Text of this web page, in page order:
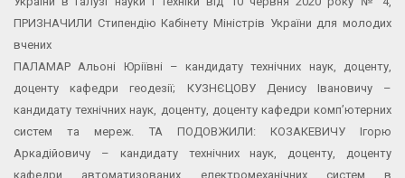
ПРИЗНАЧИЛИ Стипендію Кабінету Міністрів України для молодих
вчених
ПАЛАМАР Альоні Юріївні – кандидату технічних наук, доценту,
доценту кафедри геодезії; КУЗНЄЦОВУ Денису Івановичу –
кандидату технічних наук, доценту, доценту кафедри комп’ютерних
систем та мереж. ТА ПОДОВЖИЛИ: КОЗАКЕВИЧУ Ігорю
Аркадійовичу – кандидату технічних наук, доценту, доценту
кафедри автоматизованих електромеханічних систем в